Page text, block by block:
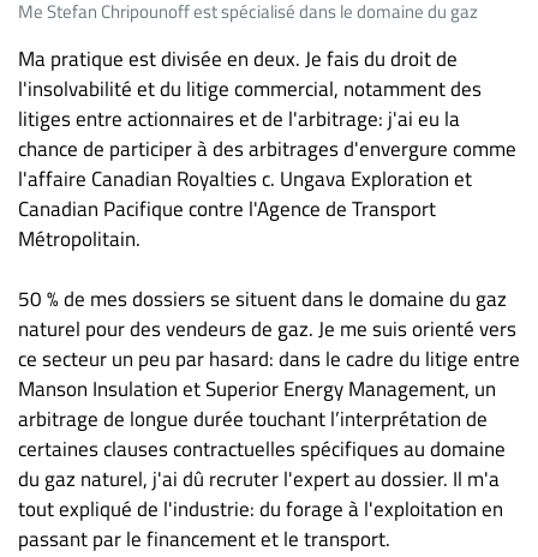
Me Stefan Chripounoff est spécialisé dans le domaine du gaz
Ma pratique est divisée en deux. Je fais du droit de
l'insolvabilité et du litige commercial, notamment des
litiges entre actionnaires et de l'arbitrage: j'ai eu la
chance de participer à des arbitrages d'envergure comme
l'affaire Canadian Royalties c. Ungava Exploration et
Canadian Pacifique contre l'Agence de Transport
Métropolitain.
50 % de mes dossiers se situent dans le domaine du gaz
naturel pour des vendeurs de gaz. Je me suis orienté vers
ce secteur un peu par hasard: dans le cadre du litige entre
Manson Insulation et Superior Energy Management, un
arbitrage de longue durée touchant l’interprétation de
certaines clauses contractuelles spécifiques au domaine
du gaz naturel, j'ai dû recruter l'expert au dossier. Il m'a
tout expliqué de l'industrie: du forage à l'exploitation en
passant par le financement et le transport.